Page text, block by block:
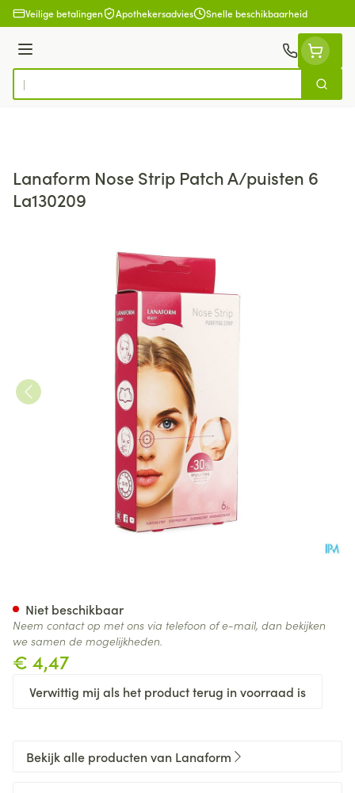
Ga naar de inhoud
Veilige betalingen Apothekersadvies Snelle beschikbaarheid
Menu
Product, merk, categorie...
Zoek
Lanaform Nose Strip Patch A/puisten 6
La130209
€ 4,47
Verwittig mij als het product terug in voorraad is
Niet beschikbaar
Neem contact op met ons via telefoon of e-mail, dan bekijken
we samen de mogelijkheden.
Bekijk alle producten van Lanaform